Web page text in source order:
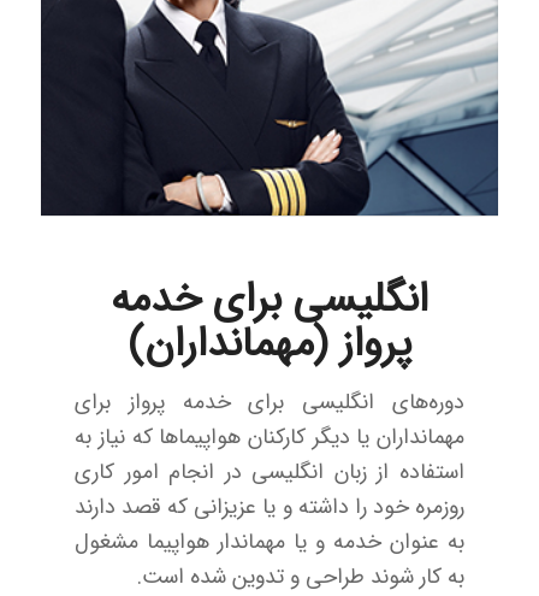
انگلیسی برای خدمه
پرواز (مهمانداران)
دوره‌های انگلیسی برای خدمه پرواز برای
مهمانداران یا دیگر کارکنان هواپیماها که نیاز به
استفاده از زبان انگلیسی در انجام امور کاری
روزمره خود را داشته و یا عزیزانی که قصد دارند
به عنوان خدمه و یا مهماندار هواپیما مشغول
به کار شوند طراحی و تدوین شده است.